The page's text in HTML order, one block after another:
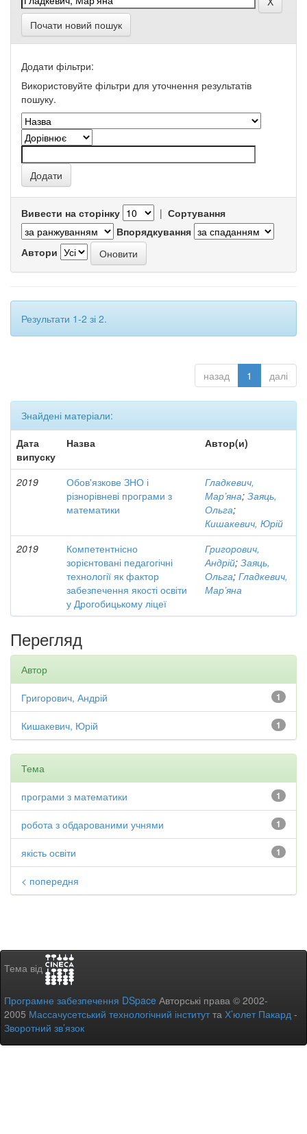
Почати новий пошук
Додати фільтри:
Використовуйте фільтри для уточнення результатів
пошуку.
Вивести на сторінку | Сортування
Впорядкування
Автори
Результати 1-2 зі 2.
назад 1 далі
Знайдені матеріали:
Дата
випуску
Назва Автор(и)
2019
Обов'язкове ЗНО і
різнорівневі програми з
математики
Гладкевич,
Мар’яна; Заяць,
Ольга;
Кишакевич, Юрій
2019
Компетентнісно
зорієнтовані педагогічні
технології як фактор
забезпечення якості освіти
у Дрогобицькому ліцеї
Григорович,
Андрій; Заяць,
Ольга; Гладкевич,
Мар’яна
Перегляд
Автор
1
Григорович, Андрій
1
Кишакевич, Юрій
Тема
1
програми з математики
1
робота з обдарованими учнями
1
якість освіти
< попередня
Тема від
Програмне забезпечення DSpace Авторські права © 2002-
2005 Массачусетський технологічний інститутта Х’юлет Пакард -
Зворотний зв’язок